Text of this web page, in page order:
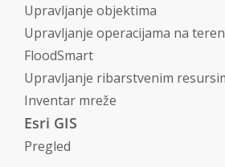
Upravljanje objektima
Upravljanje operacijama na
FloodSmart
Upravljanje ribarstvenim
Inventar mreže
Esri GIS
Pregled